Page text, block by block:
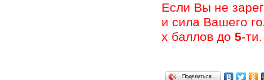
Если Вы не
и сила Вашего
х баллов до 5-ти.
Поделиться…